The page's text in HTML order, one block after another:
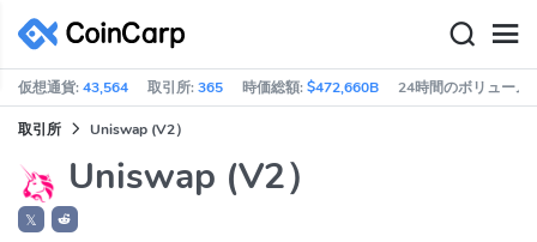
仮想通貨:43,564 取引所:365 時価総額:$472,660B 24時間のボリューム:
取引所 Uniswap (V2）
Uniswap (V2）
𝕏